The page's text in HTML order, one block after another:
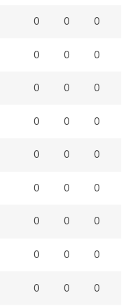
0 0 0
0 0 0
0 0 0
0 0 0
0 0 0
0 0 0
0 0 0
0 0 0
0 0 0